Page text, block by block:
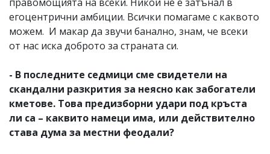
егоцентрични амбиции. Всички помагаме с каквото
можем. И макар да звучи банално, знам, че всеки
от нас иска доброто за страната си.
- В последните седмици сме свидетели на
скандални разкрития за неясно как забогатели
кметове. Това предизборни удари под кръста
ли са – каквито намеци има, или действително
става дума за местни феодали?